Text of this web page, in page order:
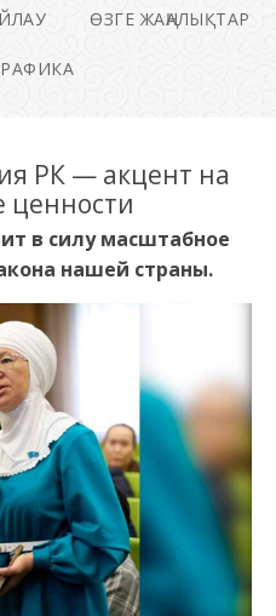
ӨЗГЕ ЖАҢАЛЫҚТАР
РК — акцент на
ценности
в силу масштабное
нашей страны.